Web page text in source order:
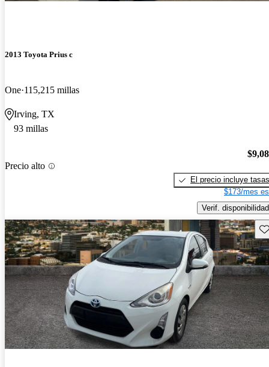
2013 Toyota Prius c
One 115,215 millas
Irving, TX
93 millas
Precio alto
El precio incluye tasas
$173/mes
Verif. disponibilidad